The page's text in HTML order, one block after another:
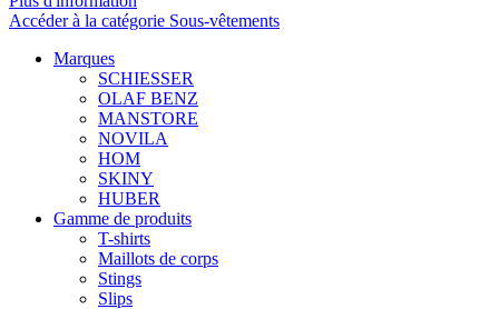
Accéder à la catégorie Sous-vêtements
Marques
SCHIESSER
OLAF BENZ
MANSTORE
NOVILA
HOM
SKINY
HUBER
Gamme de produits
T-shirts
Maillots de corps
Stings
Slips